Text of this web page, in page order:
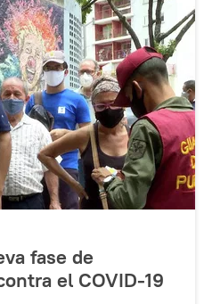
fase de
el COVID-19